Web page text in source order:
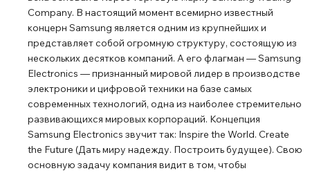
позволяя пользователям осуществлять настройку
оборудования и устранять возникающие проблемы. Вы
можете самостоятельно создавать и публиковать свой
контент без предварительного обучения Благодаря
системе PIN-кода ваше оборудование всегда в
безопасности Блокировка вашего телевизора с
помощью PIN-кода защитит его от
несанкционированного доступа посторонними лицам.
Это сводит к минимуму вероятность непредвиденных
случаев, обеспечивая воспроизведение только
Company. В настоящий момент всемирно известный
концерн Samsung является одним из крупнейших и
представляет собой огромную структуру, состоящую из
нескольких десятков компаний. А его флагман ― Samsung
Electronics ― признанный мировой лидер в производстве
электроники и цифровой техники на базе самых
современных технологий, одна из наиболее стремительно
развивающихся мировых корпораций. Концепция
Samsung Electronics звучит так: Inspire the World. Create
the Future (Дать миру надежду. Построить будущее). Свою
основную задачу компания видит в том, чтобы